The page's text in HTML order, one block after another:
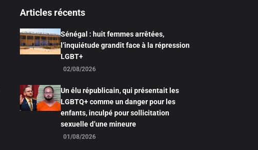
Articles récents
Sénégal : huit femmes arrêtées,
l’inquiétude grandit face à la répression
LGBT+
02/08/2026
Un élu républicain, qui présentait les
LGBTQ+ comme un danger pour les
enfants, inculpé pour sollicitation
sexuelle d’une mineure
01/08/2026